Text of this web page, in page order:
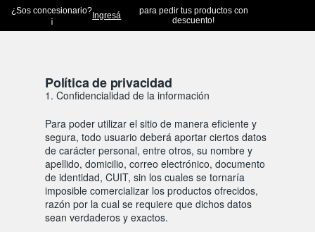
¿Sos concesionario?
¡
Ingresá
para pedir tus productos con
descuento!
Política de privacidad
1. Confidencialidad de la información
Para poder utilizar el sitio de manera eficiente y
segura, todo usuario deberá aportar ciertos datos
de carácter personal, entre otros, su nombre y
apellido, domicilio, correo electrónico, documento
de identidad, CUIT, sin los cuales se tornaría
imposible comercializar los productos ofrecidos,
razón por la cual se requiere que dichos datos
sean verdaderos y exactos.